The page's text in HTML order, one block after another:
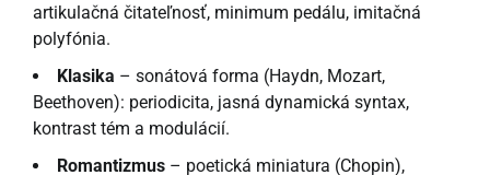
artikulačná čitateľnosť, minimum pedálu, imitačná
polyfónia.
Klasika – sonátová forma (Haydn, Mozart,
Beethoven): periodicita, jasná dynamická syntax,
kontrast tém a modulácií.
Romantizmus – poetická miniatura (Chopin),